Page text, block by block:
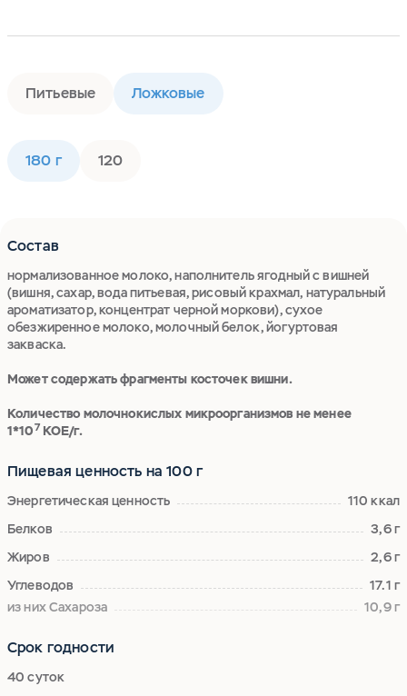
Питьевые Ложковые
180 г 120
Состав
нормализованное молоко, наполнитель ягодный с вишней
(вишня, сахар, вода питьевая, рисовый крахмал, натуральный
ароматизатор, концентрат черной моркови), сухое
обезжиренное молоко, молочный белок, йогуртовая
закваска.
Может содержать фрагменты косточек вишни.
Количество молочнокислых микроорганизмов не менее
1*107 КОЕ/г.
Пищевая ценность на 100 г
Энергетическая ценность
110 ккал
Белков
3,6 г
Жиров
2,6 г
Углеводов
17.1 г
из них Сахароза
10,9 г
Срок годности
40 суток